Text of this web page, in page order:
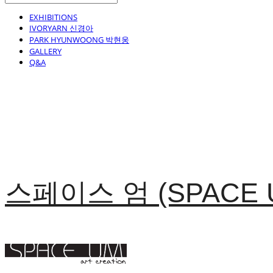
EXHIBITIONS
IVORYARN 신경아
PARK HYUNWOONG 박현웅
GALLERY
Q&A
스페이스 엄 (SPACE